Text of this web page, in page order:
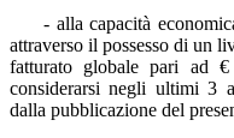
- alla capacità
attraverso il possesso di un
fatturato globale pari ad €
considerarsi negli ultimi 3
dalla pubblicazione del